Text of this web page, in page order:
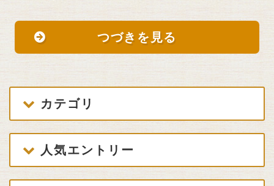
つづきを見る
カテゴリ
人気エントリー